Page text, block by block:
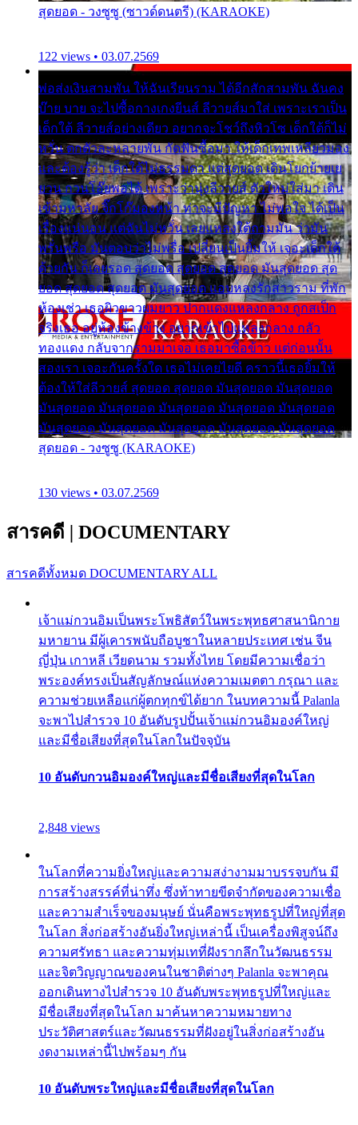
สุดยอด - วงซูซู (ซาวด์ดนตรี) (KARAOKE)
122 views • 03.07.2569
พ่อส่งเงินสามพัน ให้ฉันเรียนราม ได้อีกสักสามพัน ฉันคง
บ๊าย บาย จะไปซื้อกางเกงยีนส์ ลีวายส์มาใส่ เพราะเราเป็น
เด็กใต้ ลีวายส์อย่างเดียว อยากจะโชว์ถึงหิวโซ เด็กใต้ก็ไม่
หวั่น ตกตัวละหลายพัน กัดฟันซื้อมา ให้เด็กเทพเหลียวมอง
และต้องรู้ว่า เด็กใต้ไม่ธรรมดา แต่สุดยอด เดินโยกย้ายเย
ยวน กวนโอ๊ยพอได้ เพราะว่านุ่งลีวายส์ ตัวใหม่ใส่มา เดิน
เข้ามหาลัย จิ๊กโก๊มองหน้า ท่าจะมีปัญหา ไม่พอใจ ได้เป็น
เรื่องแน่นอน แต่ฉันไม่หวั่น เลยแหลงใต้ถามมัน ว่ามัน
พรั่นพรือ มันตอบว่าไม่พรื่อ เปลี่ยนเป็นยิ้มให้ เจอะเด็กใต้
ด้วยกัน ก็เลยรอด สุดยอด สุดยอด สุดยอด มันสุดยอด สุด
ยอด สุดยอด สุดยอด มันสุดยอด แอบหลงรักสาวราม ที่พัก
ห้องเช่า เธอผิวขาวผมยาว ปากแดงแหลงกลาง ถูกสเป็ก
จริงเธอ อยู่ห้องข้างข้าง อยากเข้าไปแหลงกลาง กลัว
ทองแดง กลับจากรามมาเจอ เธอมาซื้อข้าว แต่ก่อนนั้น
สองเรา เจอะกันครั้งใด เธอไม่เคยไยดี คราวนี้เธอยิ้มให้
ต้องให้ใส่ลีวายส์ สุดยอด สุดยอด มันสุดยอด มันสุดยอด
มันสุดยอด มันสุดยอด มันสุดยอด มันสุดยอด มันสุดยอด
มันสุดยอด มันสุดยอด มันสุดยอด มันสุดยอด มันสุดยอด
สุดยอด - วงซูซู (KARAOKE)
130 views • 03.07.2569
สารคดี | DOCUMENTARY
สารคดีทั้งหมด DOCUMENTARY ALL
เจ้าแม่กวนอิมเป็นพระโพธิสัตว์ในพระพุทธศาสนานิกาย
มหายาน มีผู้เคารพนับถือบูชาในหลายประเทศ เช่น จีน
ญี่ปุ่น เกาหลี เวียดนาม รวมทั้งไทย โดยมีความเชื่อว่า
พระองค์ทรงเป็นสัญลักษณ์แห่งความเมตตา กรุณา และ
ความช่วยเหลือแก่ผู้ตกทุกข์ได้ยาก ในบทความนี้ Palanla
จะพาไปสำรวจ 10 อันดับรูปปั้นเจ้าแม่กวนอิมองค์ใหญ่
และมีชื่อเสียงที่สุดในโลกในปัจจุบัน
10 อันดับกวนอิมองค์ใหญ่และมีชื่อเสียงที่สุดในโลก
2,848 views
ในโลกที่ความยิ่งใหญ่และความสง่างามมาบรรจบกัน มี
การสร้างสรรค์ที่น่าทึ่ง ซึ่งท้าทายขีดจำกัดของความเชื่อ
และความสำเร็จของมนุษย์ นั่นคือพระพุทธรูปที่ใหญ่ที่สุด
ในโลก สิ่งก่อสร้างอันยิ่งใหญ่เหล่านี้ เป็นเครื่องพิสูจน์ถึง
ความศรัทธา และความทุ่มเทที่ฝังรากลึกในวัฒนธรรม
และจิตวิญญาณของคนในชาติต่างๆ Palanla จะพาคุณ
ออกเดินทางไปสำรวจ 10 อันดับพระพุทธรูปที่ใหญ่และ
มีชื่อเสียงที่สุดในโลก มาค้นหาความหมายทาง
ประวัติศาสตร์และวัฒนธรรมที่ฝังอยู่ในสิ่งก่อสร้างอัน
งดงามเหล่านี้ไปพร้อมๆ กัน
10 อันดับพระใหญ่และมีชื่อเสียงที่สุดในโลก